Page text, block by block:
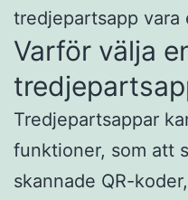
tredjepartsapp
Varför välja
Tredjepartsappar
funktioner, som att
skannade QR-